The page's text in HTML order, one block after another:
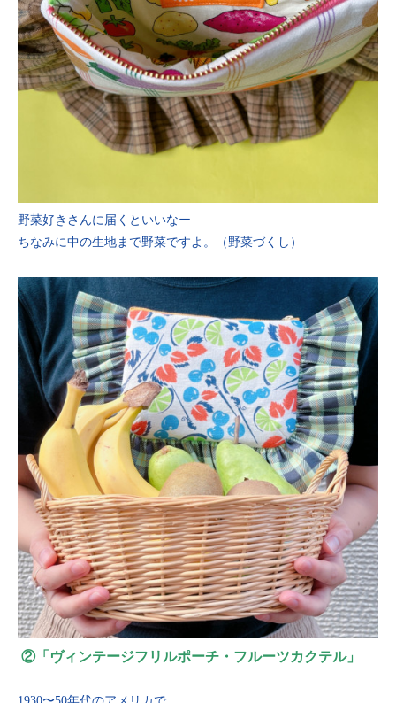
野菜好きさんに届くといいなー
ちなみに中の生地まで野菜ですよ。（野菜づくし）
②「ヴィンテージフリルポーチ・フルーツカクテル」